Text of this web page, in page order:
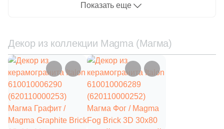
Показать еще
Декор из коллекции Magma (Магма)